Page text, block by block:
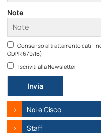
Note
Consenso al trattamento dati -
GDPR 679/16)
Iscriviti alla Newsletter
Si prega di lasciare vuoto
Noi e Cisco
Staff